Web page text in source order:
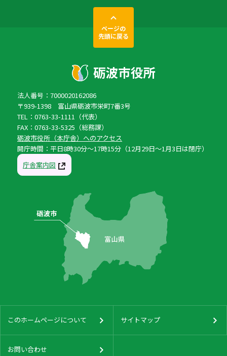
ページの
先頭に戻る
法人番号：7000020162086
〒939-1398 富山県砺波市栄町7番3号
TEL：0763-33-1111（代表）
FAX：0763-33-5325（総務課）
砺波市役所（本庁舎）へのアクセス
開庁時間：平日8時30分〜17時15分（12月29日〜1月3日は閉庁）
庁舎案内図
このホームページについて サイトマップ
お問い合わせ